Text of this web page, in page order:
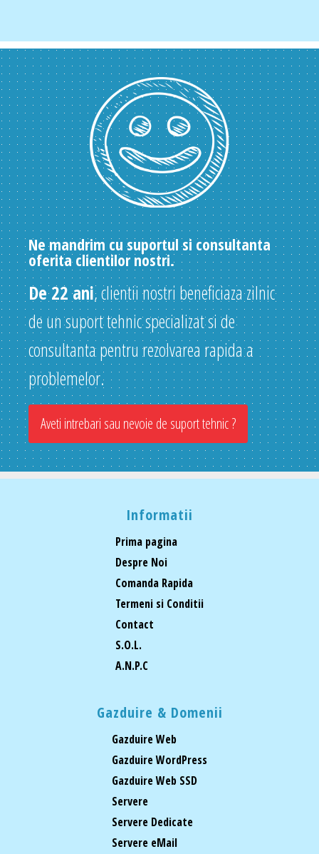
Ne mandrim cu suportul si consultanta
oferita clientilor nostri.
De 22 ani, clientii nostri beneficiaza zilnic
de un suport tehnic specializat si de
consultanta pentru rezolvarea rapida a
problemelor.
Aveti intrebari sau nevoie de suport tehnic ?
Informatii
Prima pagina
Despre Noi
Comanda Rapida
Termeni si Conditii
Contact
S.O.L.
A.N.P.C
Gazduire & Domenii
Gazduire Web
Gazduire WordPress
Gazduire Web SSD
Servere
Servere Dedicate
Servere eMail